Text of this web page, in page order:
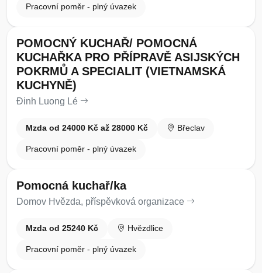
Pracovní poměr - plný úvazek
POMOCNÝ KUCHAŘ/ POMOCNÁ
KUCHAŘKA PRO PŘÍPRAVĚ ASIJSKÝCH
POKRMŮ A SPECIALIT (VIETNAMSKÁ
KUCHYNĚ)
Đinh Luong Lé
Mzda od 24000 Kč až 28000 Kč Břeclav
Pracovní poměr - plný úvazek
Pomocná kuchař/ka
Domov Hvězda, příspěvková organizace
Mzda od 25240 Kč Hvězdlice
Pracovní poměr - plný úvazek